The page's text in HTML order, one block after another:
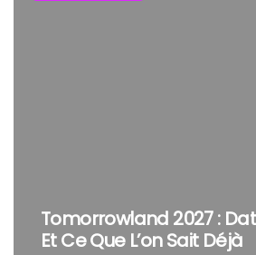
Tomorrowland 2027 :
Et Ce Que L’on Sait Déjà